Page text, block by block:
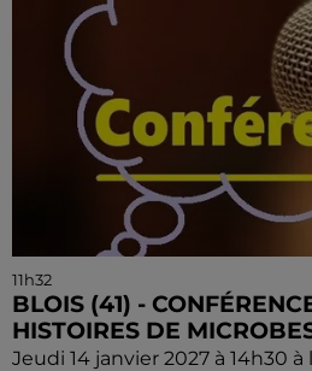
11h32
BLOIS (41) -
HISTOIRES DE
Jeudi 14 janvier 2027 à 14h30